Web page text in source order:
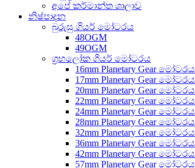
අපේ කර්මාන්ත ශාලාව
නිෂ්පාදන
බුරුසු ගියර් මෝටරය
48OGM
49OGM
ග්‍රහලෝක ගියර් මෝටරය
16mm Planetary Gear මෝටරය
17mm Planetary Gear මෝටරය
20mm Planetary Gear මෝටරය
22mm Planetary Gear මෝටරය
24mm Planetary Gear මෝටරය
28mm Planetary Gear මෝටරය
32mm Planetary Gear මෝටරය
36mm Planetary Gear මෝටරය
42mm Planetary Gear මෝටරය
57mm Planetary Gear මෝටරය